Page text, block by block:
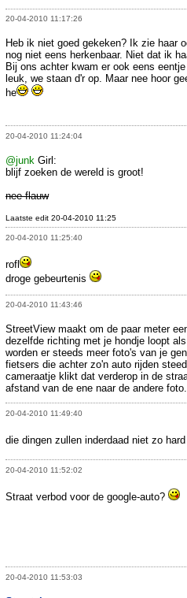
20-04-2010 11:17:26
Heb ik niet goed gekeken? Ik zie haar
nog niet eens herkenbaar. Niet dat ik
Bij ons achter kwam er ook eens
leuk, we staan d'r op. Maar nee hoor
he
20-04-2010 11:24:04
@junk Girl:
blijf zoeken de wereld is groot!
nee flauw
Laatste edit 20-04-2010 11:25
20-04-2010 11:25:40
rofl
droge gebeurtenis
20-04-2010 11:43:46
StreetView maakt om de paar meter
dezelfde richting met je hondje loopt
worden er steeds meer foto's van je
fietsers die achter zo'n auto rijden
cameraatje klikt dat verderop in de
afstand van de ene naar de andere
20-04-2010 11:49:40
die dingen zullen inderdaad niet zo
20-04-2010 11:52:02
Straat verbod voor de google-auto?
20-04-2010 11:53:03